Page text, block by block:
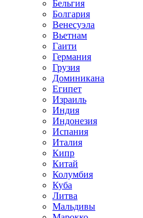
Бельгия
Болгария
Венесуэла
Вьетнам
Гаити
Германия
Грузия
Доминикана
Египет
Израиль
Индия
Индонезия
Испания
Италия
Кипр
Китай
Колумбия
Куба
Литва
Мальдивы